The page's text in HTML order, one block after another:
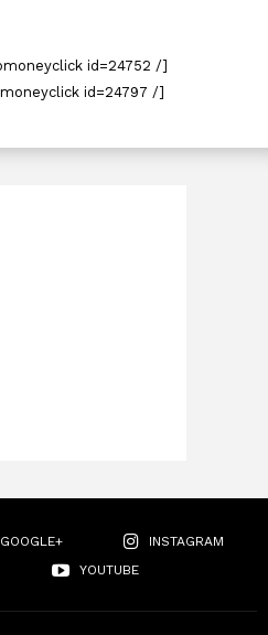
id=24752 /]
id=24797 /]
GOOGLE+
INSTAGRAM
YOUTUBE